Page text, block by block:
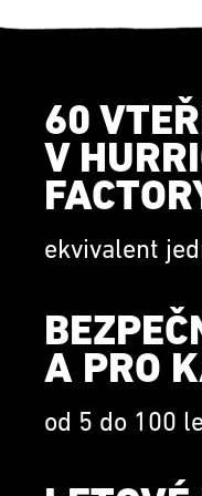
60
V
ekvivalent
A PRO
od 5 do 100